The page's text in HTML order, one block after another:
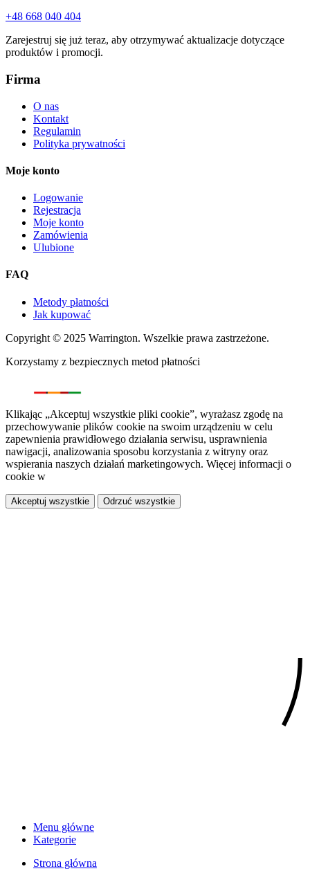
+48 668 040 404
Zarejestruj się już teraz, aby otrzymywać aktualizacje dotyczące
produktów i promocji.
Firma
O nas
Kontakt
Regulamin
Polityka prywatności
Moje konto
Logowanie
Rejestracja
Moje konto
Zamówienia
Ulubione
FAQ
Metody płatności
Jak kupować
Copyright © 2025 Warrington. Wszelkie prawa zastrzeżone.
Korzystamy z bezpiecznych metod płatności
Klikając „Akceptuj wszystkie pliki cookie”, wyrażasz zgodę na
przechowywanie plików cookie na swoim urządzeniu w celu
zapewnienia prawidłowego działania serwisu, usprawnienia
nawigacji, analizowania sposobu korzystania z witryny oraz
wspierania naszych działań marketingowych. Więcej informacji o
cookie w
Akceptuj wszystkie Odrzuć wszystkie
Menu główne
Kategorie
Strona główna